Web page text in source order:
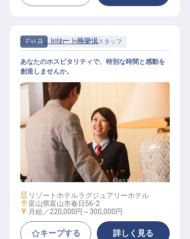
正社員 宿泊 サービススタッフ
レストラン・フロントサービス業務
リバーリトリート雅樂倶
あなたのホスピタリティで、特別な時間と感動を
創造しませんか。
施設業態
リゾートホテルラグジュアリーホテル
勤務地
富山県富山市春日56-2
給与
月給／220,000円～ 300,000円
キープする 詳しく見る